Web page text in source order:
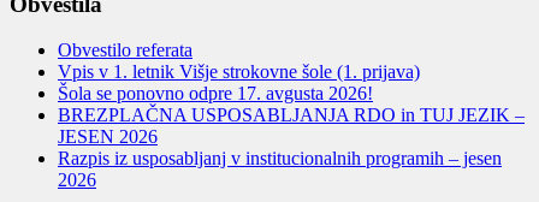
Obvestilo referata
Vpis v 1. letnik Višje strokovne šole (1. prijava)
Šola se ponovno odpre 17. avgusta 2026!
BREZPLAČNA USPOSABLJANJA RDO in TUJ JEZIK –
JESEN 2026
Razpis iz usposabljanj v institucionalnih programih – jesen
2026